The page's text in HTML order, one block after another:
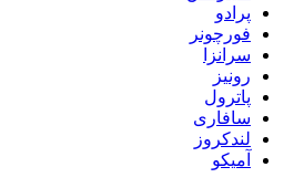
پرادو
فورچونر
سرانزا
رونیز
پاترول
سافاری
لندکروز
آمیکو